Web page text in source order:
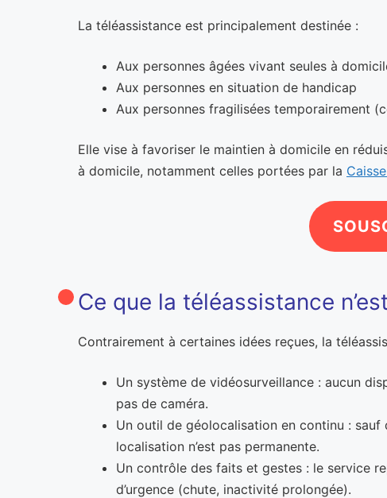
La téléassistance est principalement destinée :
Aux personnes âgées vivant seules à
Aux personnes en situation de handicap
Aux personnes fragilisées temporairement
Elle vise à favoriser le maintien à domicile en
à domicile, notamment celles portées par la
Ce que la téléassistance
Contrairement à certaines idées reçues, la
Un système de vidéosurveillance : aucun
pas de caméra.
Un outil de géolocalisation en continu :
localisation n’est pas permanente.
Un contrôle des faits et gestes : le service
d’urgence (chute, inactivité prolongée).